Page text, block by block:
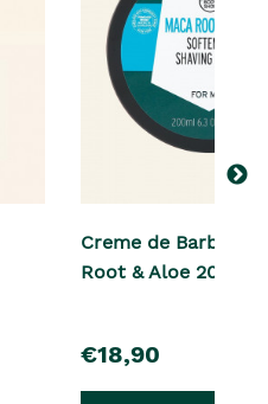
Creme de Barbear
Root & Aloe 200 ml
pre�o
€18,90